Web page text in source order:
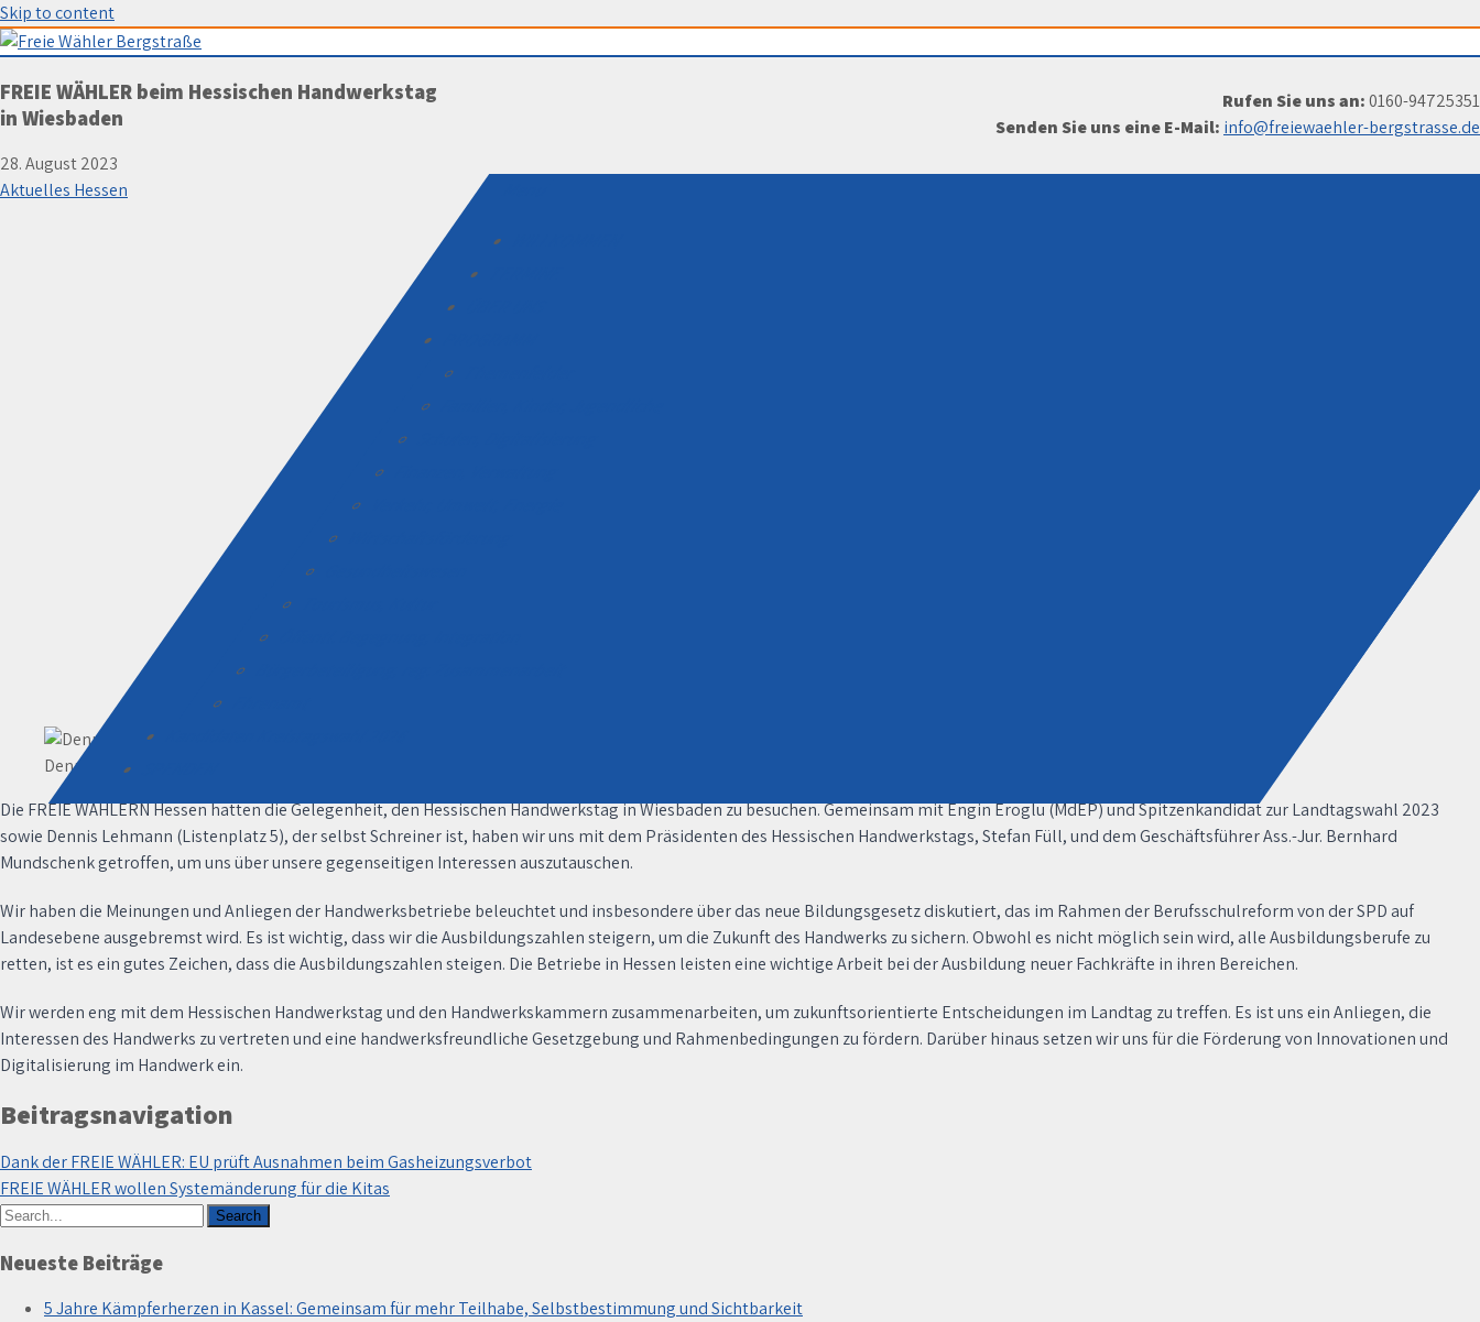
Skip to content
Freie Wähler Bergstraße Rufen Sie uns an:0160-94725351
Senden Sie uns eine E-Mail: info@freiewaehler-bergstrasse.de
FREIE WÄHLER beim Hessischen Handwerkstag
in Wiesbaden
28. August 2023
Aktuelles Hessen
Dennis Lehmann (l.), Engin Eroglu, MdEP
Die FREIE WÄHLERN Hessen hatten die Gelegenheit, den Hessischen Handwerkstag in Wiesbaden zu besuchen. Gemeinsam mit Engin Eroglu (MdEP) und Spitzenkandidat zur Landtagswahl 2023
sowie Dennis Lehmann (Listenplatz 5), der selbst Schreiner ist, haben wir uns mit dem Präsidenten des Hessischen Handwerkstags, Stefan Füll, und dem Geschäftsführer Ass.-Jur. Bernhard
Mundschenk getroffen, um uns über unsere gegenseitigen Interessen auszutauschen.
Wir haben die Meinungen und Anliegen der Handwerksbetriebe beleuchtet und insbesondere über das neue Bildungsgesetz diskutiert, das im Rahmen der Berufsschulreform von der SPD auf
Landesebene ausgebremst wird. Es ist wichtig, dass wir die Ausbildungszahlen steigern, um die Zukunft des Handwerks zu sichern. Obwohl es nicht möglich sein wird, alle Ausbildungsberufe zu
retten, ist es ein gutes Zeichen, dass die Ausbildungszahlen steigen. Die Betriebe in Hessen leisten eine wichtige Arbeit bei der Ausbildung neuer Fachkräfte in ihren Bereichen.
Wir werden eng mit dem Hessischen Handwerkstag und den Handwerkskammern zusammenarbeiten, um zukunftsorientierte Entscheidungen im Landtag zu treffen. Es ist uns ein Anliegen, die
Interessen des Handwerks zu vertreten und eine handwerksfreundliche Gesetzgebung und Rahmenbedingungen zu fördern. Darüber hinaus setzen wir uns für die Förderung von Innovationen und
Digitalisierung im Handwerk ein.
Beitragsnavigation
Dank der FREIE WÄHLER: EU prüft Ausnahmen beim Gasheizungsverbot
FREIE WÄHLER wollen Systemänderung für die Kitas
Neueste Beiträge
5 Jahre Kämpferherzen in Kassel: Gemeinsam für mehr Teilhabe, Selbstbestimmung und Sichtbarkeit